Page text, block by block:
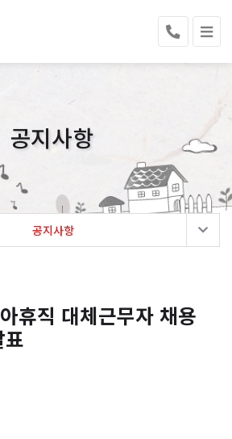
공지사항
공지사항
휴직 대체근무자 채용